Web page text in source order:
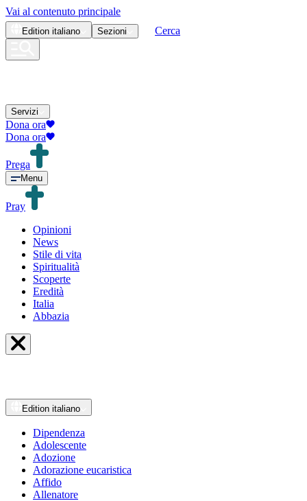
Vai al contenuto principale
Edition italiano Sezioni Cerca
Servizi
Dona ora
Dona ora
Prega
Menu
Pray
Opinioni
News
Stile di vita
Spiritualità
Scoperte
Eredità
Italia
Abbazia
Edition italiano
Dipendenza
Adolescente
Adozione
Adorazione eucaristica
Affido
Allenatore